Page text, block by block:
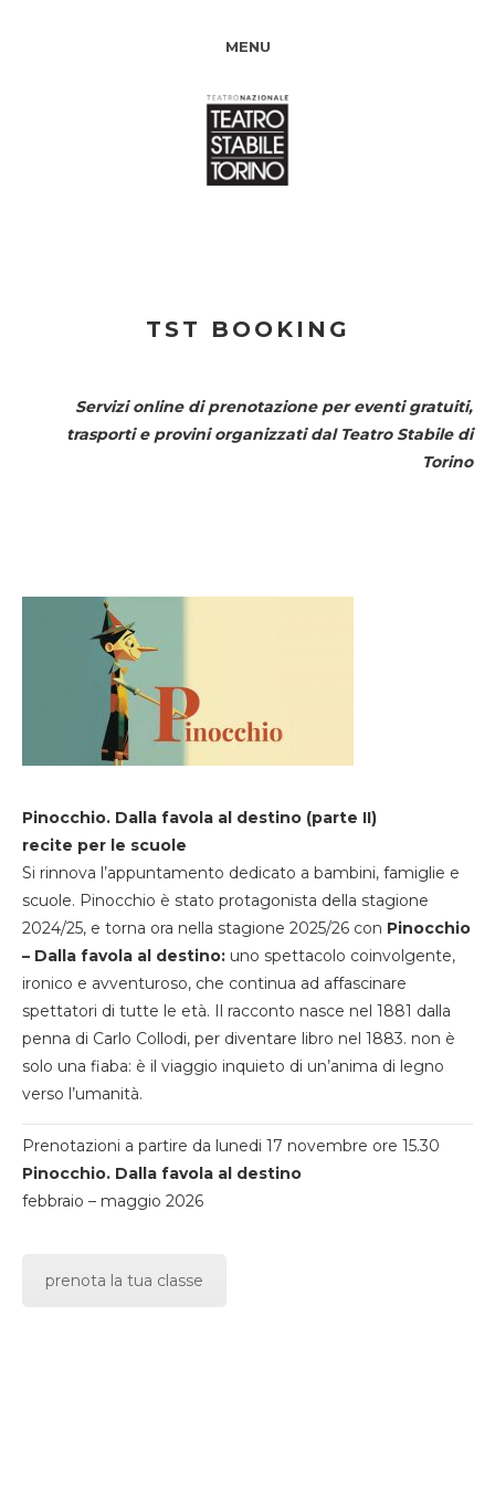
MENU
TST BOOKING
Servizi online di prenotazione per eventi gratuiti,
trasporti e provini organizzati dal Teatro Stabile di
Torino
Pinocchio. Dalla favola al destino (parte II)
recite per le scuole
Si rinnova l’appuntamento dedicato a bambini, famiglie e
scuole. Pinocchio è stato protagonista della stagione
2024/25, e torna ora nella stagione 2025/26 con Pinocchio
– Dalla favola al destino: uno spettacolo coinvolgente,
ironico e avventuroso, che continua ad affascinare
spettatori di tutte le età. Il racconto nasce nel 1881 dalla
penna di Carlo Collodi, per diventare libro nel 1883. non è
solo una fiaba: è il viaggio inquieto di un’anima di legno
verso l’umanità.
Prenotazioni a partire da lunedi 17 novembre ore 15.30
Pinocchio. Dalla favola al destino
febbraio – maggio 2026
prenota la tua classe